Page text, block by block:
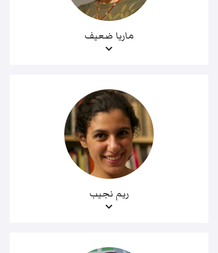
ماريا ضعيف
ريم نجيب